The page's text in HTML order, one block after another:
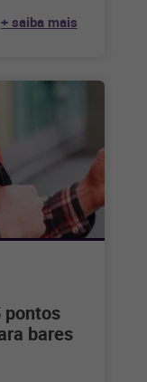
+ saiba mais
pontos
bares